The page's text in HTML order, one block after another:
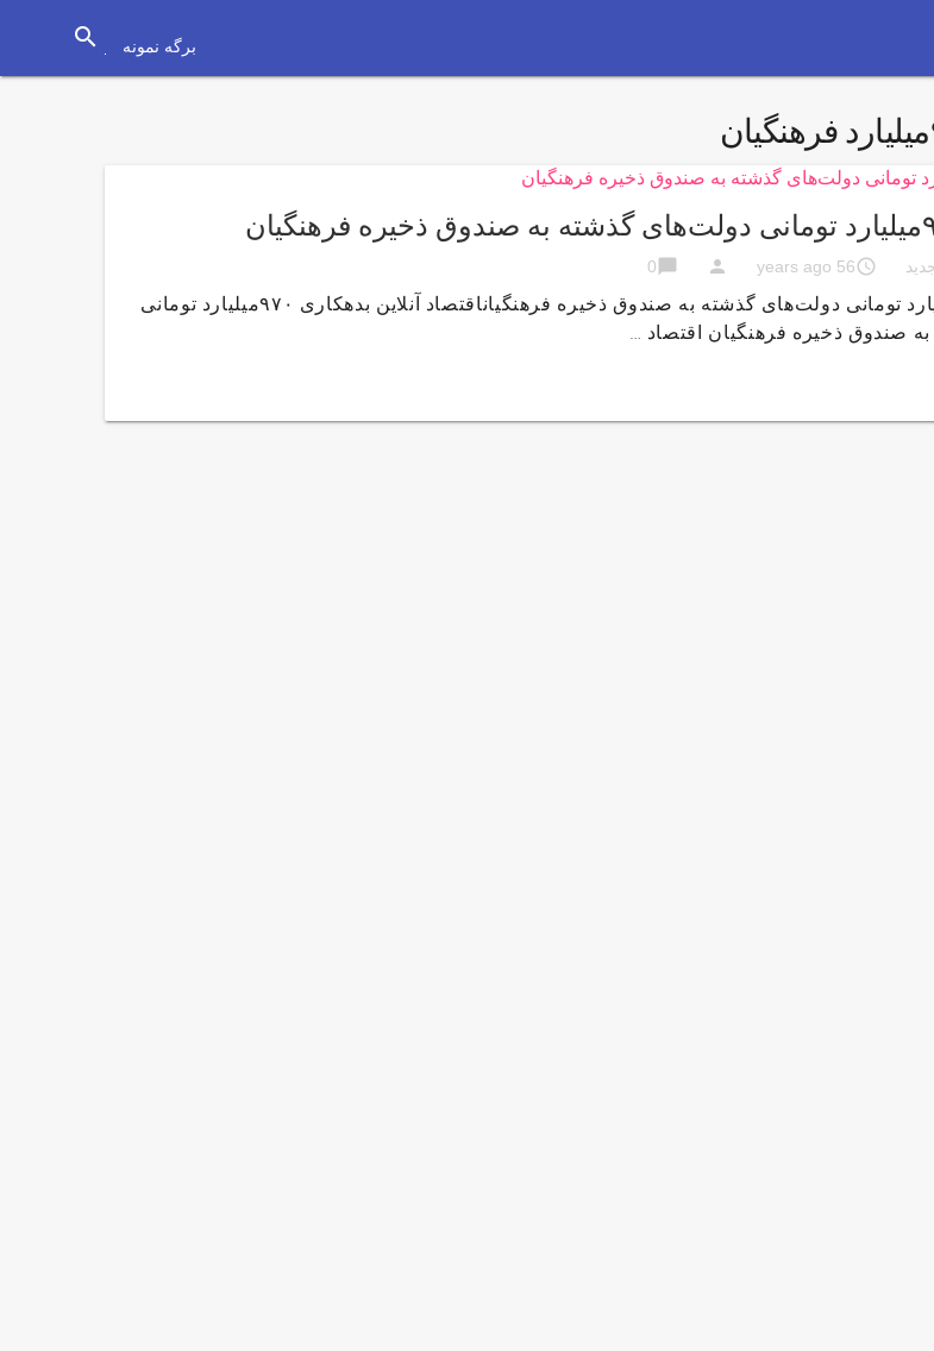
برگه نمونه search
access_time
56 years ago
person
chat_bubble
0
بدهکاری ۹۷۰میلیارد تومانی دولت‌های گذشته به صندوق ذخیره فرهنگیاناقتصاد آنلاین بدهکاری ۹۷۰میلیارد تومانی
صندوق ذخیره فرهنگیان اقتصاد …